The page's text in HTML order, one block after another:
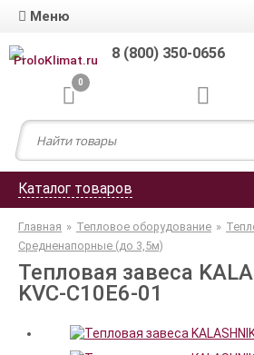
Меню
8 (800) 350-0656
0
Каталог товаров
Главная » Тепловое оборудование »
Средненапорные (до 3,5м)
Тепловая завеса
KVС-C10E6-01